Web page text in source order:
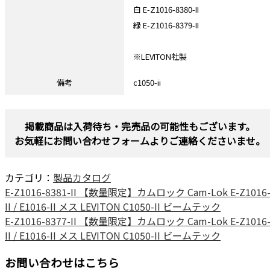
白 E-Z1016-8380-II
緑 E-Z1016-8379-II
※LEVITON社製
備考 c1050-ii
掲載商品は入荷待ち・完売品の可能性もございます。
お気軽にお問い合わせフォームよりご連絡くださいませ。
カテゴリ： 製品カタログ
E-Z1016-8381-II 【数量限定】カムロック Cam-Lok E-Z1016-
II / E1016-II メス LEVITON C1050-II ビームテック
E-Z1016-8377-II 【数量限定】カムロック Cam-Lok E-Z1016-
II / E1016-II メス LEVITON C1050-II ビームテック
お問い合わせはこちら